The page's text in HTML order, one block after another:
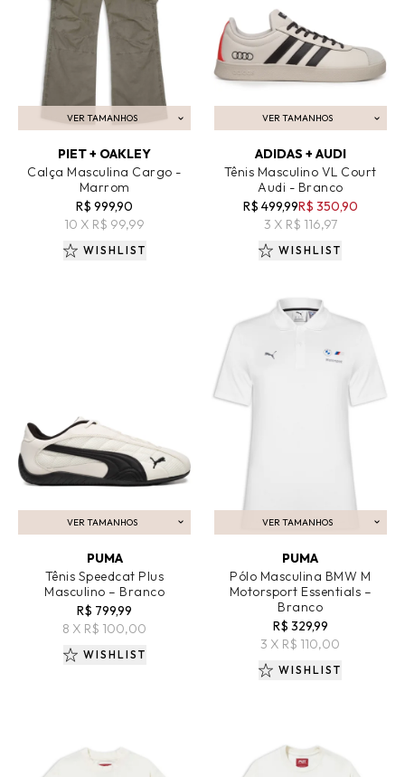
VER TAMANHOS
ADICIONAR AO CARRINHO
PIET + OAKLEY
Calça Masculina Cargo -
Marrom
R$ 999,90
10 X R$ 99,99
WISHLIST
VER TAMANHOS
ADICIONAR AO CARRINHO
ADIDAS + AUDI
Tênis Masculino VL Court
Audi - Branco
R$ 499,99R$ 350,90
3 X R$ 116,97
WISHLIST
VER TAMANHOS
ADICIONAR AO CARRINHO
PUMA
Tênis Speedcat Plus
Masculino – Branco
R$ 799,99
8 X R$ 100,00
WISHLIST
VER TAMANHOS
ADICIONAR AO CARRINHO
PUMA
Pólo Masculina BMW M
Motorsport Essentials –
Branco
R$ 329,99
3 X R$ 110,00
WISHLIST